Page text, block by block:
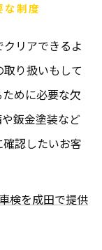
な制度
リアできるよ
り扱いもして
めに必要な欠
鈑金塗装など
認したいお客
検を成田で提供